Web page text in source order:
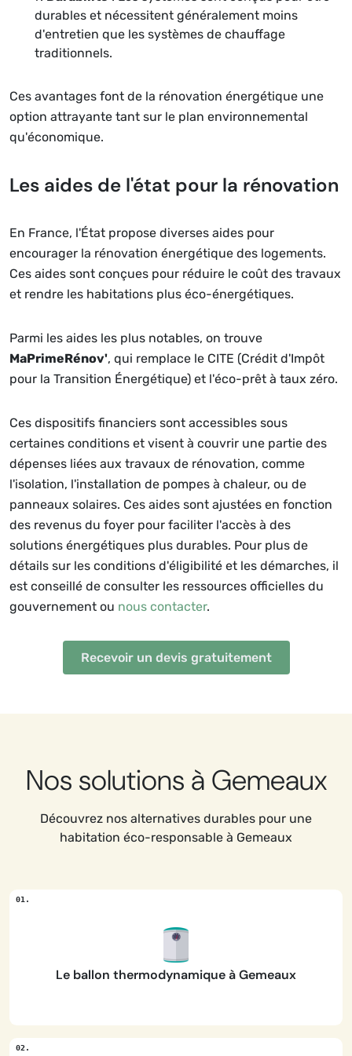
durables et nécessitent généralement moins
d'entretien que les systèmes de chauffage
traditionnels.
Ces avantages font de la rénovation énergétique une
option attrayante tant sur le plan environnemental
qu'économique.
Les aides de l'état pour la rénovation
En France, l'État propose diverses aides pour
encourager la rénovation énergétique des logements.
Ces aides sont conçues pour réduire le coût des travaux
et rendre les habitations plus éco-énergétiques.
Parmi les aides les plus notables, on trouve
MaPrimeRénov', qui remplace le CITE (Crédit d'Impôt
pour la Transition Énergétique) et l'éco-prêt à taux zéro.
Ces dispositifs financiers sont accessibles sous
certaines conditions et visent à couvrir une partie des
dépenses liées aux travaux de rénovation, comme
l'isolation, l'installation de pompes à chaleur, ou de
panneaux solaires. Ces aides sont ajustées en fonction
des revenus du foyer pour faciliter l'accès à des
solutions énergétiques plus durables. Pour plus de
détails sur les conditions d'éligibilité et les démarches, il
est conseillé de consulter les ressources officielles du
gouvernement ou nous contacter.
Recevoir un devis gratuitement
Nos solutions à Gemeaux
Découvrez nos alternatives durables pour une
habitation éco-responsable à Gemeaux
Le ballon thermodynamique à Gemeaux